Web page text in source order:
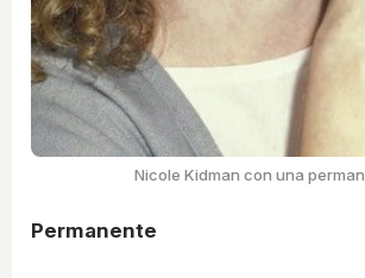
Nicole Kidman con una
Permanente